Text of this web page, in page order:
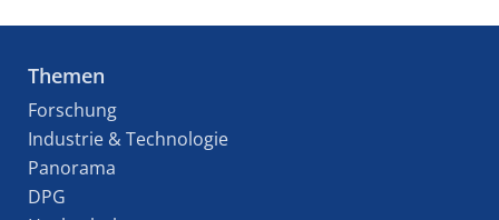
Themen
Forschung
Industrie & Technologie
Panorama
DPG